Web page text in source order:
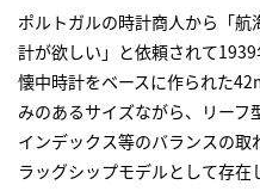
ポルトガルの時計商人から「
計が欲しい」と依頼されて
懐中時計をベースに作られた
みのあるサイズながら、リー
インデックス等のバランスの取
ラッグシップモデルとして存在